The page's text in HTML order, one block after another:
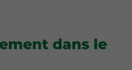
dans le